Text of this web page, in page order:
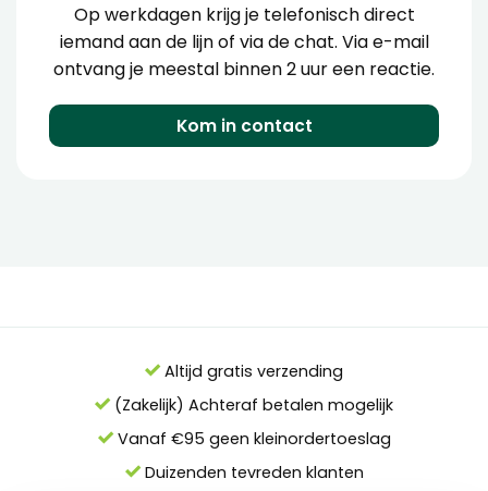
Op werkdagen krijg je telefonisch direct
iemand aan de lijn of via de chat. Via e-mail
ontvang je meestal binnen 2 uur een reactie.
Kom in contact
Altijd gratis verzending
(Zakelijk) Achteraf betalen mogelijk
Vanaf €95 geen kleinordertoeslag
Duizenden tevreden klanten